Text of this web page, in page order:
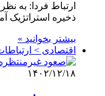
ارتباط فردا: به
ذخیره استراتژیک
بیشتر بخوانید »
اقتصادی >
۱۴۰۲/۱۲/۱۸